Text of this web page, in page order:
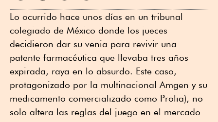
Lo ocurrido hace unos días en un tribunal
colegiado de México donde los jueces
decidieron dar su venia para revivir una
patente farmacéutica que llevaba tres años
expirada, raya en lo absurdo. Este caso,
protagonizado por la multinacional Amgen y su
medicamento comercializado como Prolia), no
solo altera las reglas del juego en el mercado